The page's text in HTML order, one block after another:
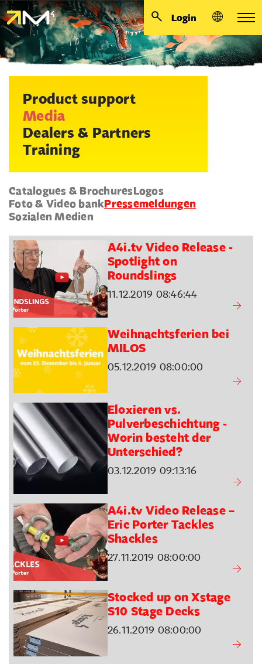
Login
Product support
Media
Dealers & Partners
Training
Catalogues & BrochuresLogos
Foto & Video bankPressemeldungen
Sozialen Medien
A4i.tv Video Release -
Spotlight on
Roundslings
11.12.2019 08:46:44
Weihnachtsferien bei
MILOS
05.12.2019 08:00:00
Eloxieren vs.
Pulverbeschichtung -
Worin besteht der
Unterschied?
03.12.2019 09:13:16
A4i.tv Video Release –
Eric Porter Tackles
Shackles
27.11.2019 08:00:00
Stocked up on Xstage
S10 Stage Decks
26.11.2019 08:00:00